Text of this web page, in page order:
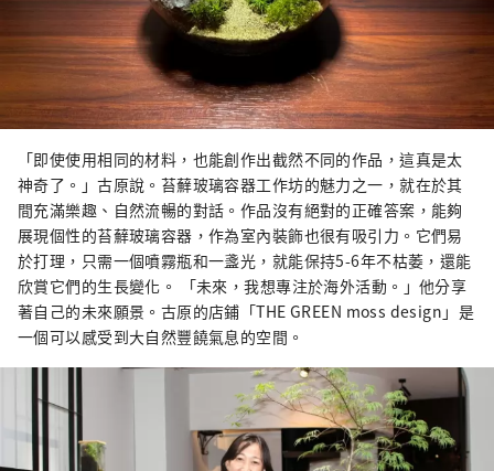
「即使使用相同的材​​料，也能創作出截然不同的作品，這真是太
神奇了。」古原說。苔蘚玻璃容器工作坊的魅力之一，就在於其
間充滿樂趣、自然流暢的對話。作品沒有絕對的正確答案，能夠
展現個性的苔蘚玻璃容器，作為室內裝飾也很有吸引力。它們易
於打理，只需一個噴霧瓶和一盞光，就能保持5-6年不枯萎，還能
欣賞它們的生長變化。 「未來，我想專注於海外活動。」他分享
著自己的未來願景。古原的店鋪「THE GREEN moss design」是
一個可以感受到大自然豐饒氣息的空間。